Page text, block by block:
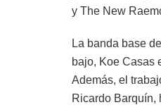
y The New
La banda base
bajo, Koe Casas
Además, el
Ricardo Barquín,